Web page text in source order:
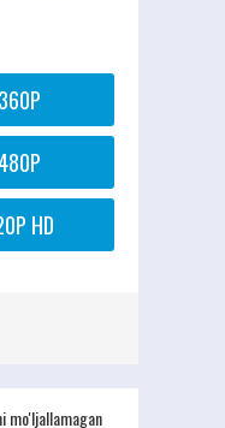
HD
mo'ljallamagan